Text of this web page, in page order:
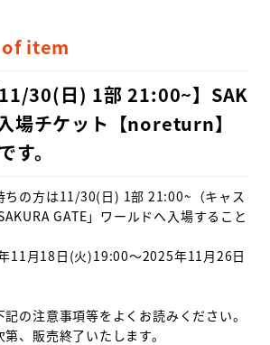
item
30(日) 1部 21:00~】SAK
場チケット【noreturn】
す。
ちの方は11/30(日) 1部 21:00~（キャス
GATE」ワールドへ入場すること
11月18日(火)19:00～2025年11月26日
の注意事項等をよくお読みください。
、販売終了いたします。